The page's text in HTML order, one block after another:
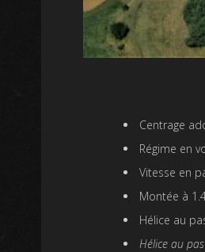
Centrage
Régime en
Vitesse en
Montée à
Hélice au
Hélice au